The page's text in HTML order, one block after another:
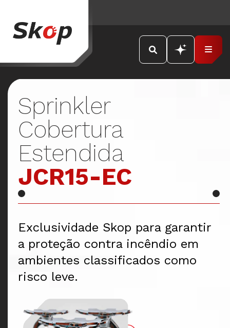
Sprinkler
Cobertura
Estendida
JCR15-EC
Exclusividade Skop para garantir
a proteção contra incêndio em
ambientes classificados como
risco leve.